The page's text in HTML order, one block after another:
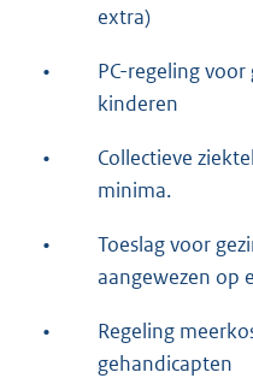
extra)
•
PC-regeling
kinderen
•
Collectieve
minima.
•
Toeslag voor
aangewezen op
•
Regeling
gehandicapten